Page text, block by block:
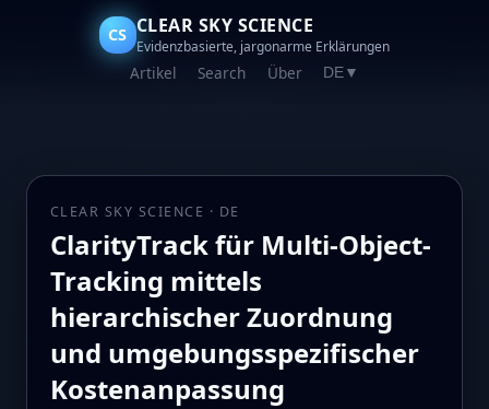
CS CLEAR SKY SCIENCE
Evidenzbasierte, jargonarme Erklärungen
Artikel Search Über DE▼
CLEAR SKY SCIENCE · DE
ClarityTrack für Multi-Object-
Tracking mittels
hierarchischer Zuordnung
und umgebungsspezifischer
Kostenanpassung